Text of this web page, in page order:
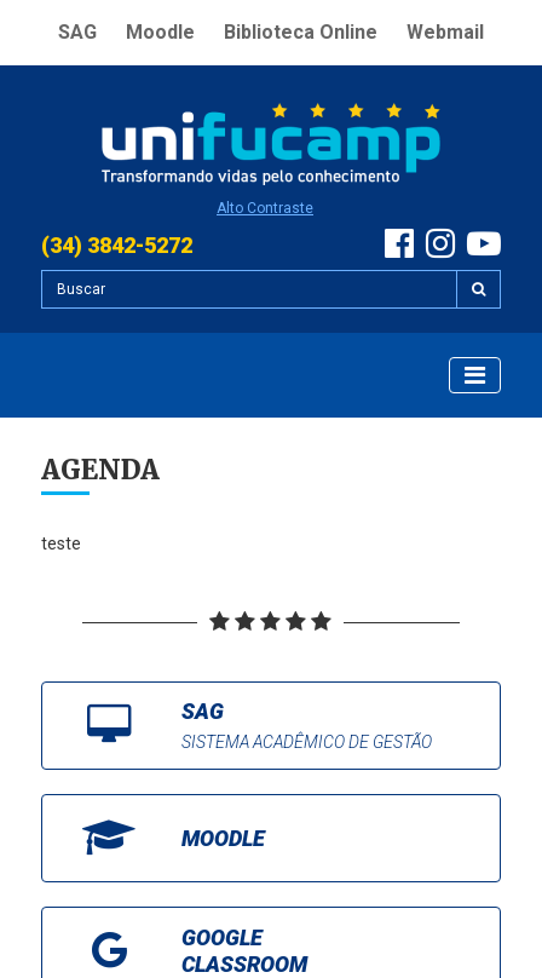
SAG Moodle Biblioteca Online Webmail
Alto Contraste
(34) 3842-5272
AGENDA
teste
SAG
SISTEMA ACADÊMICO DE GESTÃO
MOODLE
GOOGLE
CLASSROOM